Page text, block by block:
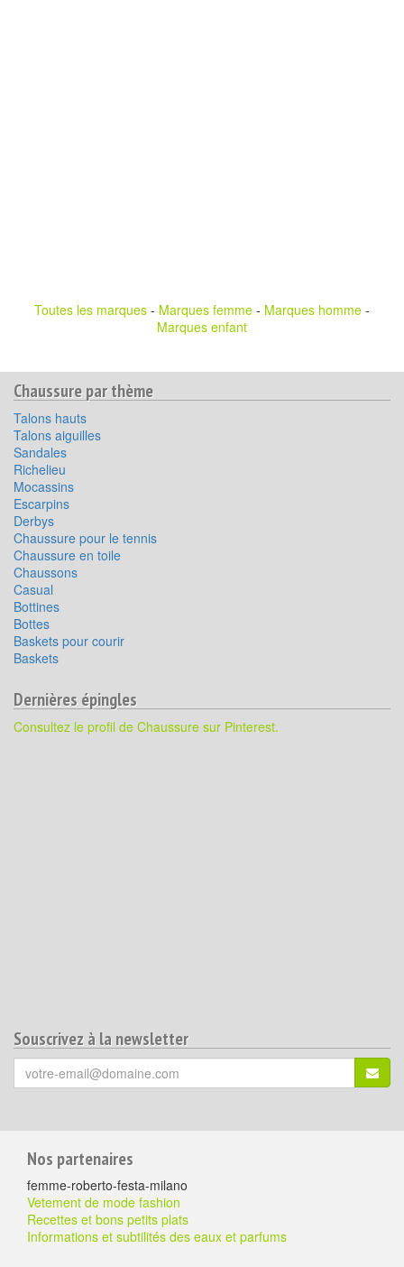
Toutes les marques - Marques femme - Marques homme -
Marques enfant
Chaussure par thème
Talons hauts
Talons aiguilles
Sandales
Richelieu
Mocassins
Escarpins
Derbys
Chaussure pour le tennis
Chaussure en toile
Chaussons
Casual
Bottines
Bottes
Baskets pour courir
Baskets
Dernières épingles
Consultez le profil de Chaussure sur Pinterest.
Souscrivez à la newsletter
Votre
email
Pour
aller
plus
loin
Nos partenaires
femme-roberto-festa-milano
Vetement de mode fashion
Recettes et bons petits plats
Informations et subtilités des eaux et parfums